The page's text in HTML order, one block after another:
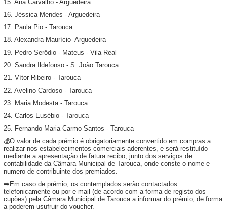
15. Ana Carvalho - Arguedeira
16. Jéssica Mendes - Arguedeira
17. Paula Pio - Tarouca
18. Alexandra Maurício- Arguedeira
19. Pedro Serôdio - Mateus - Vila Real
20. Sandra Ildefonso - S. João Tarouca
21. Vítor Ribeiro - Tarouca
22. Avelino Cardoso - Tarouca
23. Maria Modesta - Tarouca
24. Carlos Eusébio - Tarouca
25. Fernando Maria Carmo Santos - Tarouca
💰O valor de cada prémio é obrigatoriamente convertido em compras a
realizar nos estabelecimentos comerciais aderentes, e será restituído
mediante a apresentação de fatura recibo, junto dos serviços de
contabilidade da Câmara Municipal de Tarouca, onde conste o nome e
numero de contribuinte dos premiados.
➡️Em caso de prémio, os contemplados serão contactados
telefonicamente ou por e-mail (de acordo com a forma de registo dos
cupões) pela Câmara Municipal de Tarouca a informar do prémio, de forma
a poderem usufruir do voucher.